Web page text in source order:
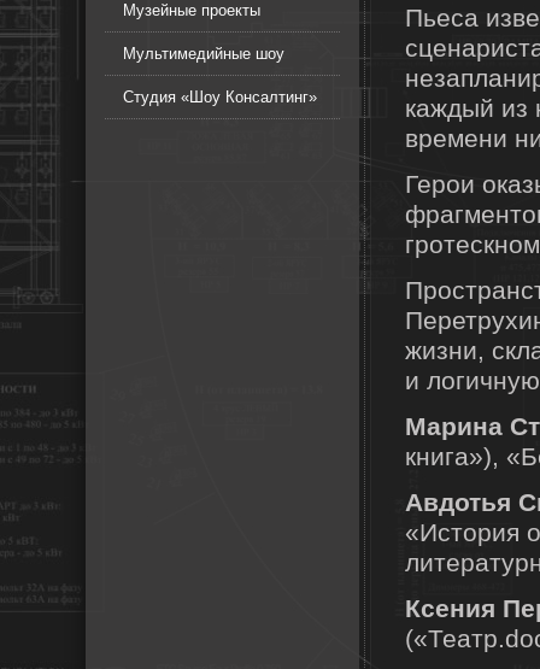
Музейные проекты
Мультимедийные шоу
Студия «Шоу Консалтинг»
Пьеса
каждый из
времени
Герои
жизни,
и
Марина
книга»),
Авдотья
«История
Ксения